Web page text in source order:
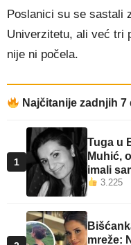
Poslanici su se sastali
Univerzitetu, ali već tri
nije ni počela.
Najčitanije zadnjih 7
1
Tuga u
Muhić,
imali
3.225
mreže: